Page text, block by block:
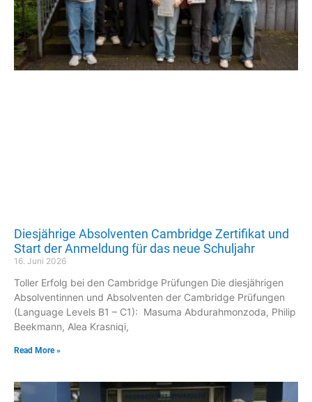
Diesjährige Absolventen Cambridge Zertifikat und
Start der Anmeldung für das neue Schuljahr
16. Juni 2026
Toller Erfolg bei den Cambridge Prüfungen Die diesjährigen
Absolventinnen und Absolventen der Cambridge Prüfungen
(Language Levels B1 – C1): Masuma Abdurahmonzoda, Philip
Beekmann, Alea Krasniqi,
Read More »